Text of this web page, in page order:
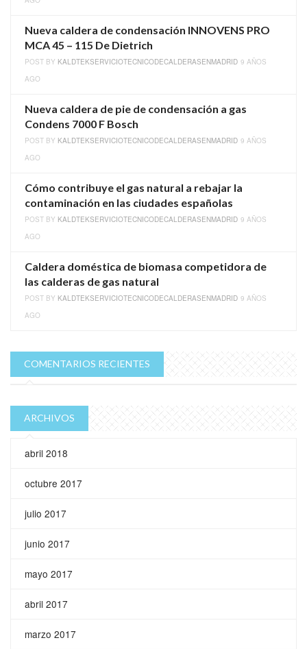
Nueva caldera de condensación INNOVENS PRO
MCA 45 – 115 De Dietrich
POST BY KALDTEKSERVICIOTECNICODECALDERASENMADRID 9 AÑOS
AGO
Nueva caldera de pie de condensación a gas
Condens 7000 F Bosch
POST BY KALDTEKSERVICIOTECNICODECALDERASENMADRID 9 AÑOS
AGO
Cómo contribuye el gas natural a rebajar la
contaminación en las ciudades españolas
POST BY KALDTEKSERVICIOTECNICODECALDERASENMADRID 9 AÑOS
AGO
Caldera doméstica de biomasa competidora de
las calderas de gas natural
POST BY KALDTEKSERVICIOTECNICODECALDERASENMADRID 9 AÑOS
AGO
COMENTARIOS RECIENTES
ARCHIVOS
abril 2018
octubre 2017
julio 2017
junio 2017
mayo 2017
abril 2017
marzo 2017